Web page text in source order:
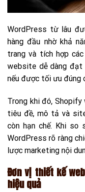
WordPress từ lâu
hàng đầu nhờ khả
trang và tích hợp
website dễ dàng đạt
nếu được tối ưu đúng
Trong khi đó, Shopify
tiêu đề, mô tả và
còn hạn chế. Khi so
WordPress rõ ràng
lược marketing nội
Đơn vị thiết kế
hiệu quả